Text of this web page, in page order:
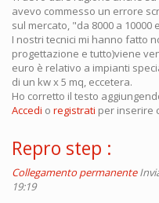
avevo commesso un errore
sul mercato, "da 8000 a
I nostri tecnici mi hanno fatto
progettazione e tutto)viene
euro è relativo a impianti
di un kw x 5 mq, eccetera.
Ho corretto il testo
Accedi o registrati per inserire
Repro step :
Collegamento permanente
19:19